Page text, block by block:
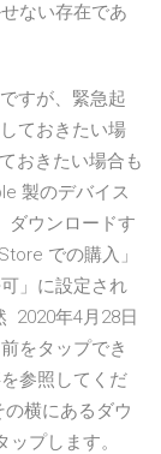
ない存在であ
すが、緊急起
ておきたい場
おきたい場合も
製のデバイス
ダウンロードす
での購入」
」に設定され
2020年4月28日
をタップでき
参照してくだ
横にあるダウ
プします。